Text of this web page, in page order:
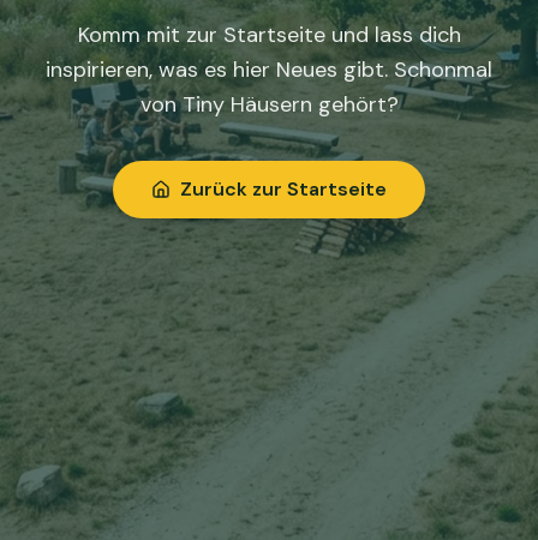
Komm mit zur Startseite und lass dich
inspirieren, was es hier Neues gibt. Schonmal
von Tiny Häusern gehört?
Zurück zur Startseite